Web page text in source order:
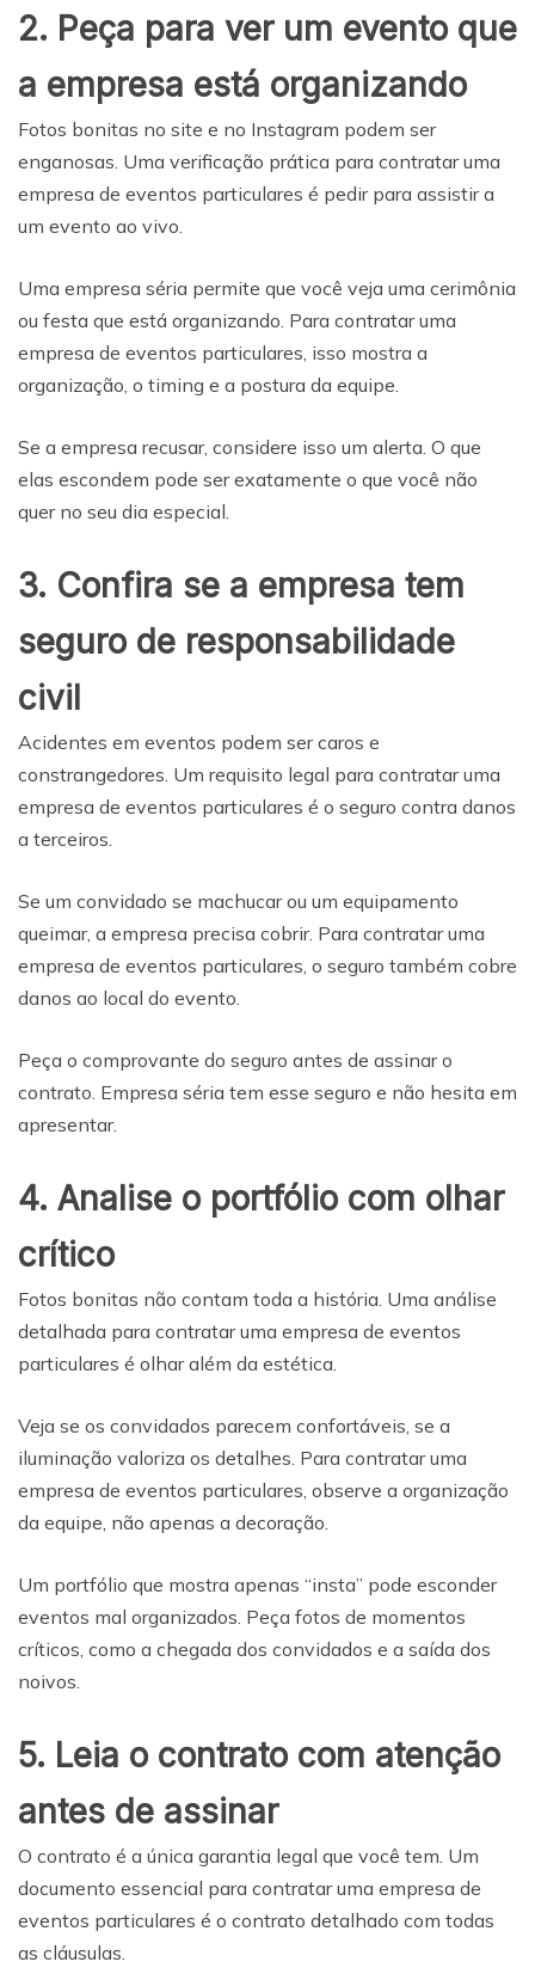
2. Peça para ver um evento que
a empresa está organizando
Fotos bonitas no site e no Instagram podem ser
enganosas. Uma verificação prática para contratar uma
empresa de eventos particulares é pedir para assistir a
um evento ao vivo.
Uma empresa séria permite que você veja uma cerimônia
ou festa que está organizando. Para contratar uma
empresa de eventos particulares, isso mostra a
organização, o timing e a postura da equipe.
Se a empresa recusar, considere isso um alerta. O que
elas escondem pode ser exatamente o que você não
quer no seu dia especial.
3. Confira se a empresa tem
seguro de responsabilidade
civil
Acidentes em eventos podem ser caros e
constrangedores. Um requisito legal para contratar uma
empresa de eventos particulares é o seguro contra danos
a terceiros.
Se um convidado se machucar ou um equipamento
queimar, a empresa precisa cobrir. Para contratar uma
empresa de eventos particulares, o seguro também cobre
danos ao local do evento.
Peça o comprovante do seguro antes de assinar o
contrato. Empresa séria tem esse seguro e não hesita em
apresentar.
4. Analise o portfólio com olhar
crítico
Fotos bonitas não contam toda a história. Uma análise
detalhada para contratar uma empresa de eventos
particulares é olhar além da estética.
Veja se os convidados parecem confortáveis, se a
iluminação valoriza os detalhes. Para contratar uma
empresa de eventos particulares, observe a organização
da equipe, não apenas a decoração.
Um portfólio que mostra apenas “insta” pode esconder
eventos mal organizados. Peça fotos de momentos
críticos, como a chegada dos convidados e a saída dos
noivos.
5. Leia o contrato com atenção
antes de assinar
O contrato é a única garantia legal que você tem. Um
documento essencial para contratar uma empresa de
eventos particulares é o contrato detalhado com todas
as cláusulas.